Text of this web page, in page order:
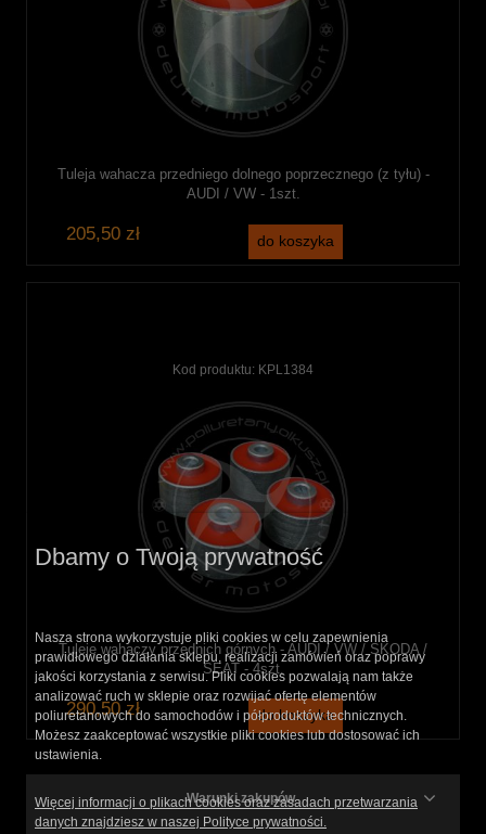
Tuleja wahacza przedniego dolnego poprzecznego (z tyłu) -
AUDI / VW - 1szt.
205,50 zł do koszyka
Kod produktu: KPL1384
Tuleje wahaczy przednich górnych - AUDI / VW / SKODA /
SEAT - 4szt.
290,50 zł do koszyka
Warunki zakupów
Dbamy o Twoją prywatność
Nasza strona wykorzystuje pliki cookies w celu zapewnienia
prawidłowego działania sklepu, realizacji zamówień oraz poprawy
jakości korzystania z serwisu. Pliki cookies pozwalają nam także
analizować ruch w sklepie oraz rozwijać ofertę elementów
poliuretanowych do samochodów i półproduktów technicznych.
Możesz zaakceptować wszystkie pliki cookies lub dostosować ich
ustawienia.
Więcej informacji o plikach cookies oraz zasadach przetwarzania
danych znajdziesz w naszej Polityce prywatności.